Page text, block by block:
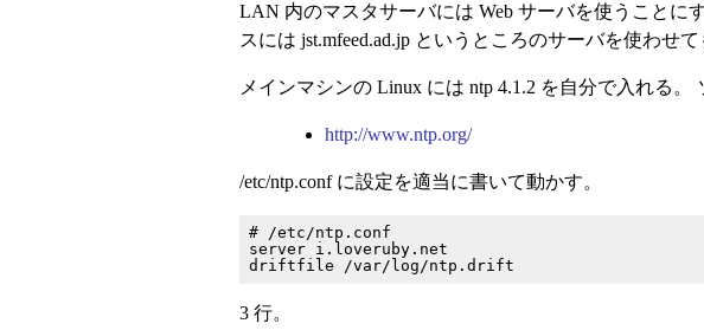
LAN 内のマスタサーバには Web サーバを使うことに
スには jst.mfeed.ad.jp というところのサーバを使わ
メインマシンの Linux には ntp 4.1.2 を自分で入れる。
http://www.ntp.org/
/etc/ntp.conf に設定を適当に書いて動かす。
# /etc/ntp.conf
server i.loveruby.net
3 行。